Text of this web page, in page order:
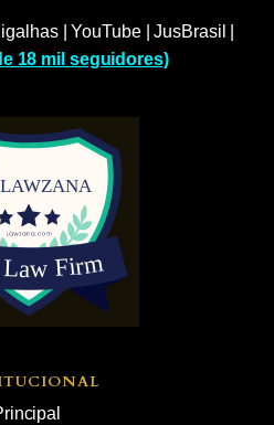
|YouTube|JusBrasil
18 mil seguidores)